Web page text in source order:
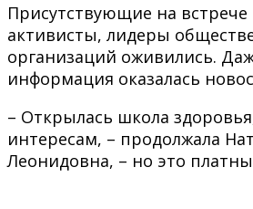
Присутствующие на
активисты, лидеры
организаций оживились.
информация оказалась
– Открылась школа
интересам, – продолжала
Леонидовна, – но это